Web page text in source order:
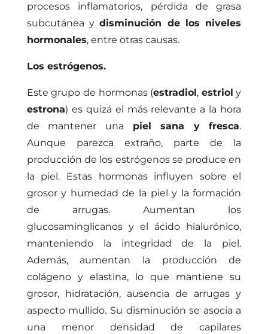
procesos inflamatorios, pérdida de grasa
subcutánea ydisminución de los niveles
hormonales, entre otras causas.
Los estrógenos.
Este grupo de hormonas (estradiol, estriol y
estrona) es quizá el más relevante a la hora
de mantener una piel sana y fresca.
Aunque parezca extraño, parte de la
producción de los estrógenos se produce en
la piel. Estas hormonas influyen sobre el
grosor y humedad de la piel y la formación
de arrugas. Aumentan los
glucosaminglicanos y el ácido hialurónico,
manteniendo la integridad de la piel.
Además, aumentan la producción de
colágeno y elastina, lo que mantiene su
grosor, hidratación, ausencia de arrugas y
aspecto mullido. Su disminución se asocia a
una menor densidad de capilares